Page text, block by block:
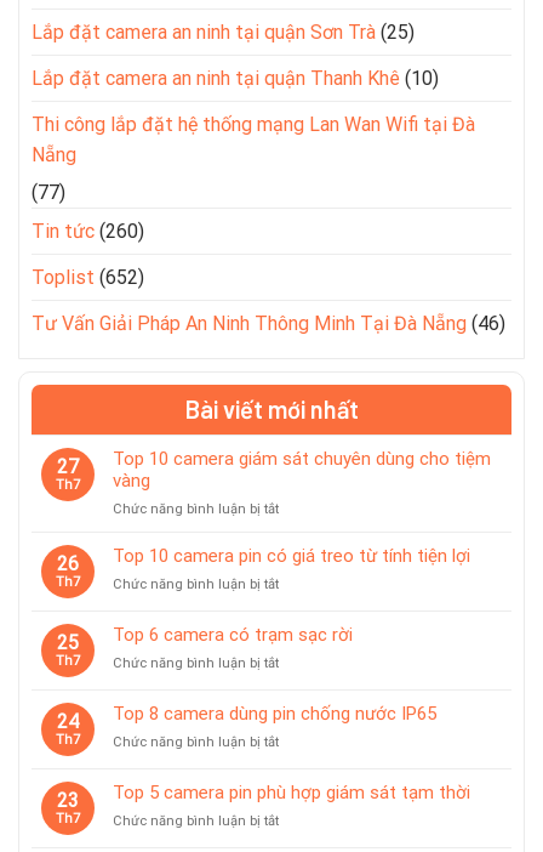
Lắp đặt camera an ninh tại quận Sơn Trà (25)
Lắp đặt camera an ninh tại quận Thanh Khê (10)
Thi công lắp đặt hệ thống mạng Lan Wan Wifi tại Đà
Nẵng
(77)
Tin tức (260)
Toplist (652)
Tư Vấn Giải Pháp An Ninh Thông Minh Tại Đà Nẵng (46)
Bài viết mới nhất
27
Th7
Top 10 camera giám sát chuyên dùng cho tiệm
vàng
Chức năng bình luận bị tắtở
10
camera
giám
chuyên
vàng
26
Th7
Top 10 camera pin có giá treo từ tính tiện lợi
Chức năng bình luận bị tắtở
camera
pin
giá
từ
tiện
25
Th7
Top 6 camera có trạm sạc rời
Chức năng bình luận bị tắtở
6
camera
có
sạc
24
Th7
Top 8 camera dùng pin chống nước IP65
Chức năng bình luận bị tắtở
8
camera
dùng
23
Th7
Top 5 camera pin phù hợp giám sát tạm thời
Chức năng bình luận bị tắtở